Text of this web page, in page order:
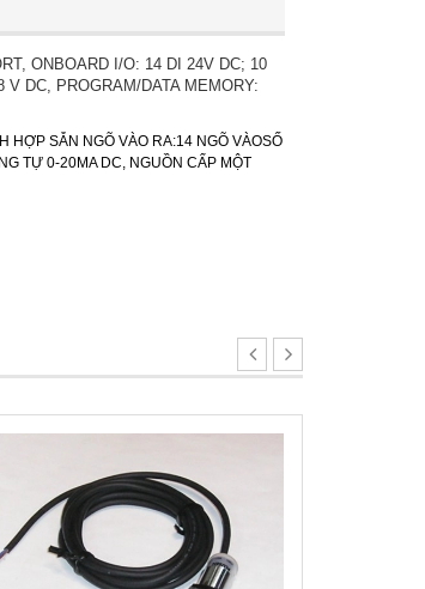
ONBOARD I/O: 14 DI 24V DC; 10
V DC, PROGRAM/DATA MEMORY:
HỢP SẴN NGÕ VÀO RA:14 NGÕ VÀOSỐ
TỰ 0-20MA DC, NGUỒN CẤP MỘT